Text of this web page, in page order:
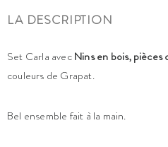
LA DESCRIPTION
Set Carla avecNins en bois, pièces
couleurs de Grapat.
Bel ensemble fait à la main.